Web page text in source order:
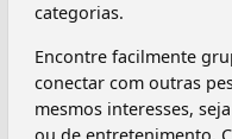
categorias.
Encontre facilmente
conectar com outras
mesmos interesses,
ou de entretenimento.